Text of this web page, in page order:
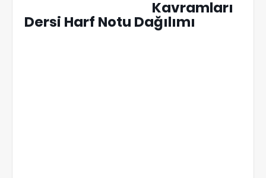
Kavramları
Dersi Harf Notu Dağılımı